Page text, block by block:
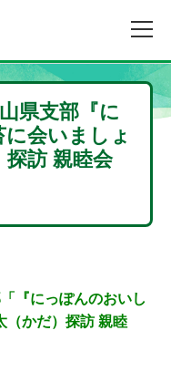
県支部『に
会いましょ
訪 親睦会
『にっぽんのおいし
（かだ）探訪 親睦